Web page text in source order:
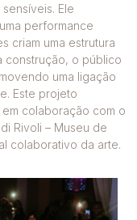
Ele
performance
criam uma estrutura
construção, o público
uma ligação
Este projeto
colaboração com o
Rivoli – Museu de
colaborativo da arte.